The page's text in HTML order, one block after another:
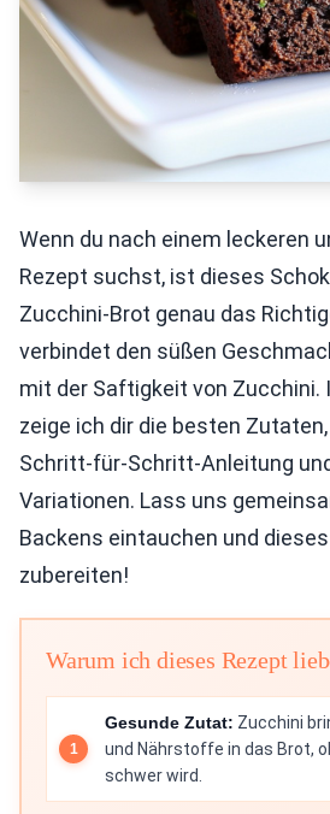
Wenn du nach einem leckeren
Rezept suchst, ist dieses
Zucchini-Brot genau das
verbindet den süßen
mit der Saftigkeit von Zucchini.
zeige ich dir die besten
Schritt-für-Schritt-Anleitung
Variationen. Lass uns
Backens eintauchen und
zubereiten!
Warum ich dieses Rezept
Gesunde Zutat: Zucchini
und Nährstoffe in das Brot,
schwer wird.